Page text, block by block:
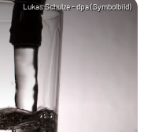
Lukas Schulze - dpa (Symbolbild)